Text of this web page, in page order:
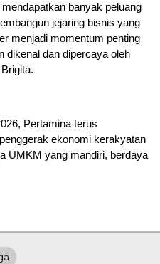
banyak peluang
jejaring bisnis yang
menjadi momentum penting
dikenal dan dipercaya oleh
Pertamina terus
ekonomi kerakyatan
UMKM yang mandiri, berdaya